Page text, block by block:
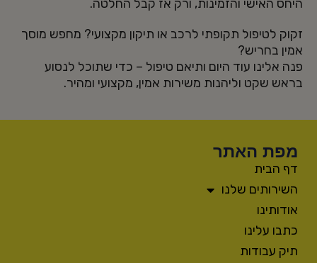
היחס האישי והזמינות, ורק אז קבל החלטה.
זקוק לטיפול תקופתי לרכב או תיקון מקצועי? מחפש מוסך
אמין בחריש?
פנה אלינו עוד היום ותיאם טיפול – כדי שתוכל לנסוע
בראש שקט וליהנות משירות אמין, מקצועי ומהיר.
מפת האתר
דף הבית
השירותים שלנו
אודותינו
כתבו עלינו
תיק עבודות